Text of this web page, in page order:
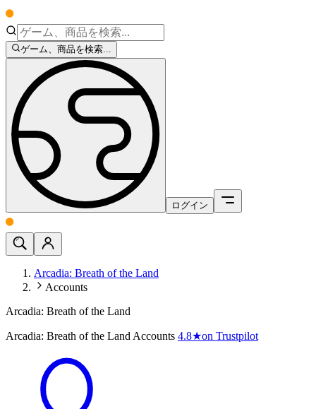
ゲーム、商品を検索...
ログイン
Arcadia: Breath of the Land
Accounts
Arcadia: Breath of the Land
Arcadia: Breath of the Land Accounts 4.8★on Trustpilot